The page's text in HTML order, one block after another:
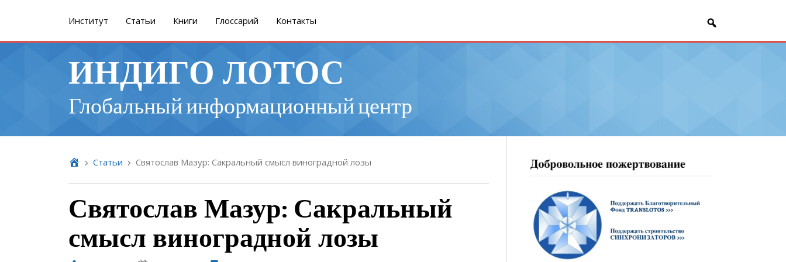
Институт Cтатьи Книги Глоссарий Контакты
ИНДИГО ЛОТОС
Глобальный информационный центр
Cтатьи Святослав Мазур: Сакральный смысл виноградной лозы
Святослав Мазур: Сакральный
смысл виноградной лозы